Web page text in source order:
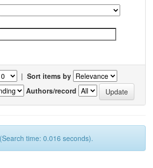
| Sort items by
Authors/record
time: 0.016 seconds).